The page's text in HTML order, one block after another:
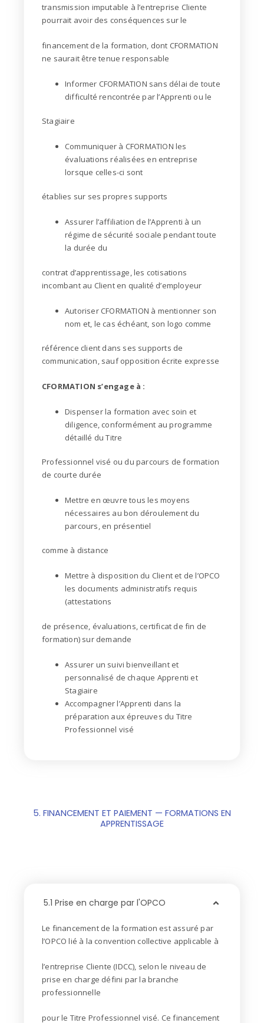
transmission imputable à l’entreprise Cliente
pourrait avoir des conséquences sur le
financement de la formation, dont CFORMATION
ne saurait être tenue responsable
Informer CFORMATION sans délai de toute
difficulté rencontrée par l’Apprenti ou le
Stagiaire
Communiquer à CFORMATION les
évaluations réalisées en entreprise
lorsque celles-ci sont
établies sur ses propres supports
Assurer l’affiliation de l’Apprenti à un
régime de sécurité sociale pendant toute
la durée du
contrat d’apprentissage, les cotisations
incombant au Client en qualité d’employeur
Autoriser CFORMATION à mentionner son
nom et, le cas échéant, son logo comme
référence client dans ses supports de
communication, sauf opposition écrite expresse
CFORMATION s’engage à :
Dispenser la formation avec soin et
diligence, conformément au programme
détaillé du Titre
Professionnel visé ou du parcours de formation
de courte durée
Mettre en œuvre tous les moyens
nécessaires au bon déroulement du
parcours, en présentiel
comme à distance
Mettre à disposition du Client et de l’OPCO
les documents administratifs requis
(attestations
de présence, évaluations, certificat de fin de
formation) sur demande
Assurer un suivi bienveillant et
personnalisé de chaque Apprenti et
Stagiaire
Accompagner l’Apprenti dans la
préparation aux épreuves du Titre
Professionnel visé
5. FINANCEMENT ET PAIEMENT — FORMATIONS EN
APPRENTISSAGE
5.1 Prise en charge par l'OPCO
Le financement de la formation est assuré par
l’OPCO lié à la convention collective applicable à
l’entreprise Cliente (IDCC), selon le niveau de
prise en charge défini par la branche
professionnelle
pour le Titre Professionnel visé. Ce financement